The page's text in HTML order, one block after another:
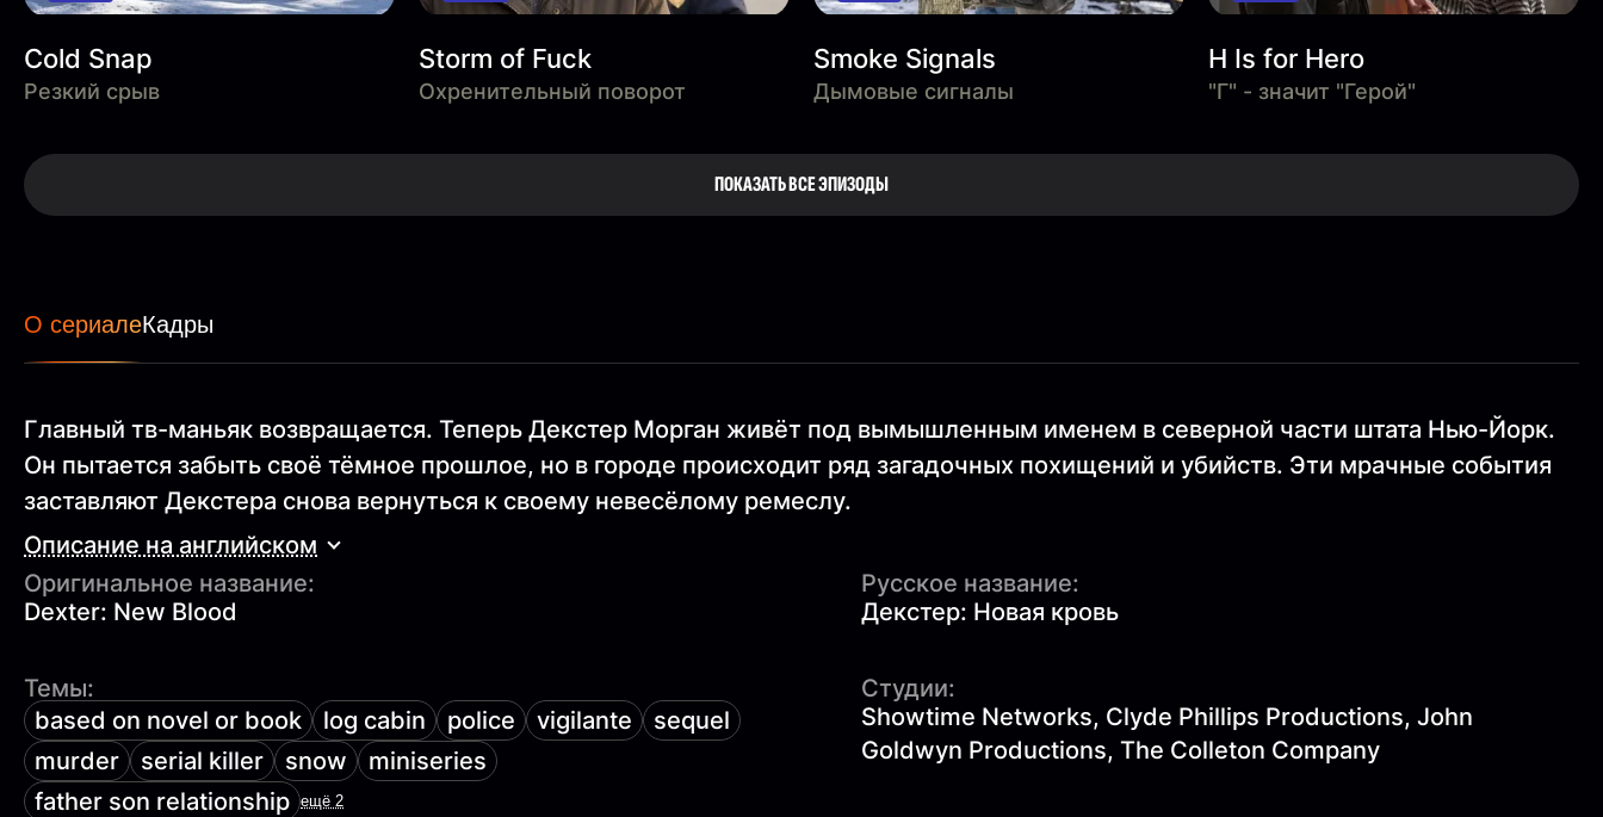
Cold Snap
Резкий срыв
Storm of Fuck
Охренительный поворот
Smoke Signals
Дымовые сигналы
H Is for Hero
"Г" - значит "Герой"
ПОКАЗАТЬ ВСЕ ЭПИЗОДЫ
О сериалеКадры
Главный тв-маньяк возвращается. Теперь Декстер Морган живёт под вымышленным именем в северной части штата Нью-Йорк.
Он пытается забыть своё тёмное прошлое, но в городе происходит ряд загадочных похищений и убийств. Эти мрачные события
заставляют Декстера снова вернуться к своему невесёлому ремеслу.
Описание на английском
Оригинальное название:
Dexter: New Blood
Русское название:
Декстер: Новая кровь
Темы:
based on novel or book
log cabin police vigilante
sequel
murder
serial killer snow
miniseries
father son relationship ещё 2
Студии:
Showtime Networks, Clyde Phillips Productions, John
Goldwyn Productions, The Colleton Company